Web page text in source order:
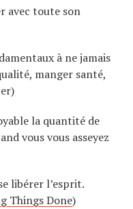
avec toute son
à ne jamais
manger santé,
la quantité de
vous vous asseyez
libérer l’esprit.
Things Done)